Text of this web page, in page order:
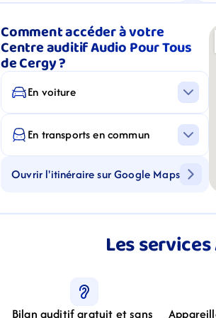
Comment accéder à votre
Centre auditif Audio Pour Tous
de Cergy ?
En voiture
En transports en commun
Ouvrir l'itinéraire sur Google Maps
Les
Bilan auditif gratuit et sans